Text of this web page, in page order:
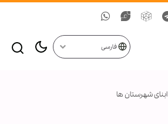
فارسی
ابنای شهرستان ها